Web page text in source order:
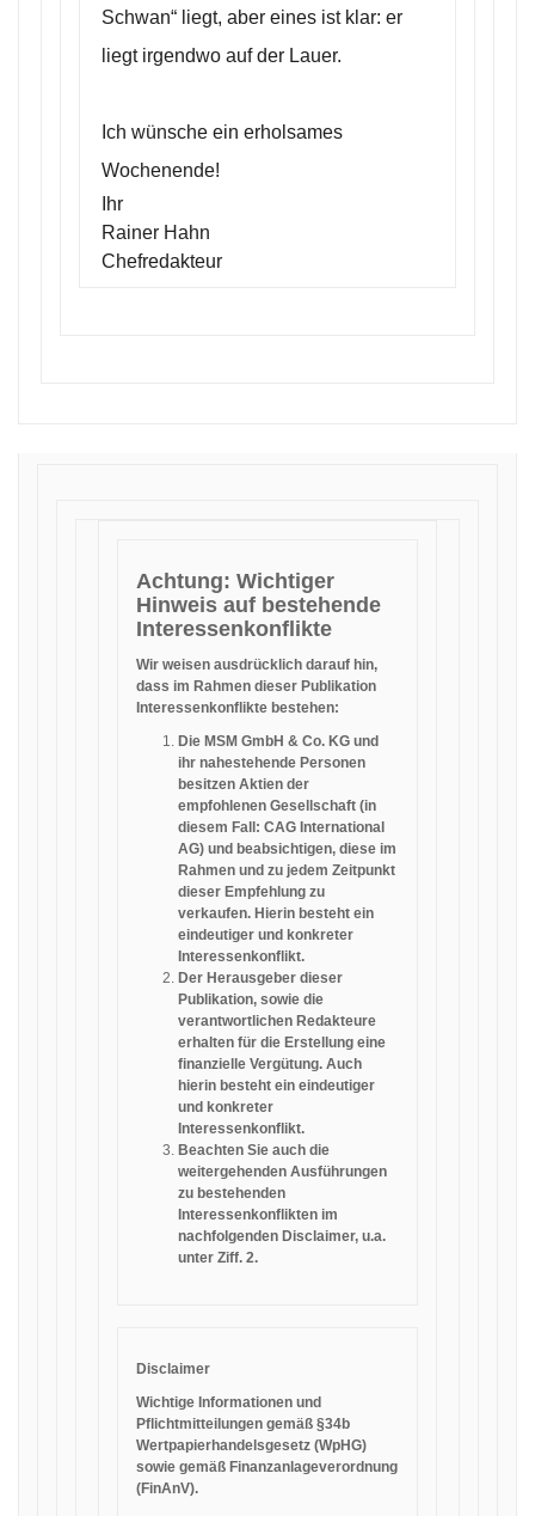
Schwan“ liegt, aber eines ist klar: er
liegt irgendwo auf der Lauer.
Ich wünsche ein erholsames
Wochenende!
Ihr
Rainer Hahn
Chefredakteur
Achtung: Wichtiger
Hinweis auf bestehende
Interessenkonflikte
Wir weisen ausdrücklich darauf hin,
dass im Rahmen dieser Publikation
Interessenkonflikte bestehen:
Die MSM GmbH & Co. KG und
ihr nahestehende Personen
besitzen Aktien der
empfohlenen Gesellschaft (in
diesem Fall: CAG International
AG) und beabsichtigen, diese im
Rahmen und zu jedem Zeitpunkt
dieser Empfehlung zu
verkaufen. Hierin besteht ein
eindeutiger und konkreter
Interessenkonflikt.
Der Herausgeber dieser
Publikation, sowie die
verantwortlichen Redakteure
erhalten für die Erstellung eine
finanzielle Vergütung. Auch
hierin besteht ein eindeutiger
und konkreter
Interessenkonflikt.
Beachten Sie auch die
weitergehenden Ausführungen
zu bestehenden
Interessenkonflikten im
nachfolgenden Disclaimer, u.a.
unter Ziff. 2.
Disclaimer
Wichtige Informationen und
Pflichtmitteilungen gemäß §34b
Wertpapierhandelsgesetz (WpHG)
sowie gemäß Finanzanlageverordnung
(FinAnV).